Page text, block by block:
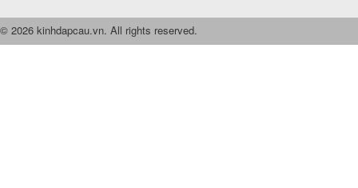
© 2026 kinhdapcau.vn. All rights reserved.